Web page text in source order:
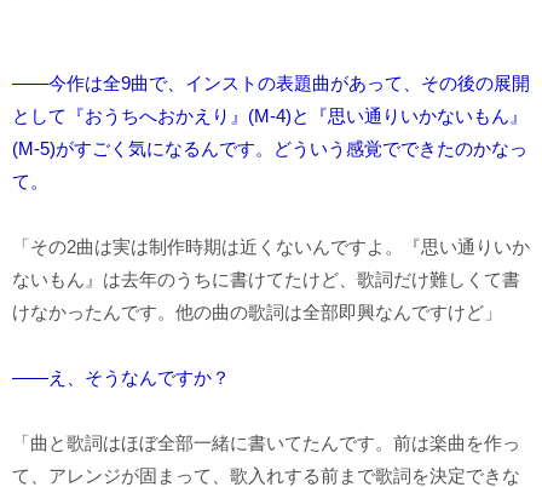
――今作は全9曲で、インストの表題曲があって、その後の展開
として『おうちへおかえり』(M-4)と『思い通りいかないもん』
(M-5)がすごく気になるんです。どういう感覚でできたのかなっ
て。
「その2曲は実は制作時期は近くないんですよ。『思い通りいか
ないもん』は去年のうちに書けてたけど、歌詞だけ難しくて書
けなかったんです。他の曲の歌詞は全部即興なんですけど」
――え、そうなんですか？
「曲と歌詞はほぼ全部一緒に書いてたんです。前は楽曲を作っ
て、アレンジが固まって、歌入れする前まで歌詞を決定できな